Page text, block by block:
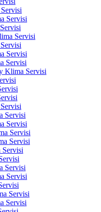
Servisi
Servisi
Servisi
Servisi
Klima Servisi
Servisi
Servisi
Servisi
Servisi
Servisi
Servisi
Servisi
Servisi